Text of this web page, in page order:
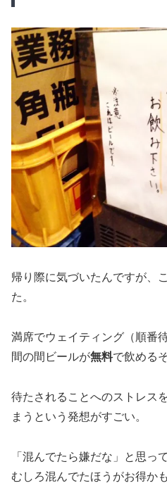
帰り際に気づいたんですが、
た。
満席でウェイティング（順番
間の間ビールが無料で飲める
待たされることへのストレス
まうという発想がすごい。
「混んでたら嫌だな」と思っ
むしろ混んでたほうがお得か